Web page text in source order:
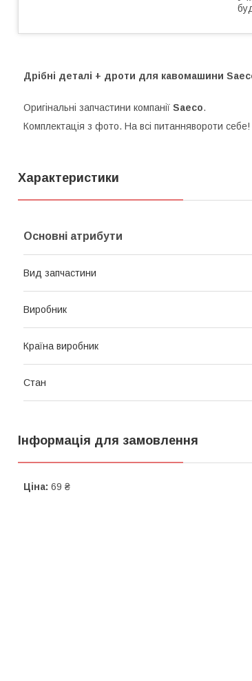
Дрібні деталі + дроти для кавомашини
Оригінальні запчастини компанії Saeco.
Комплектація з фото. На всі питаннявороти себе!
Характеристики
Основні атрибути
Вид запчастини
Виробник
Країна виробник
Стан
Інформація для замовлення
Ціна: 69 ₴